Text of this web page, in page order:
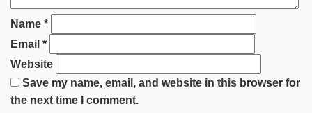
Name *
Email *
Website
Save my name, email, and website in this browser for
the next time I comment.